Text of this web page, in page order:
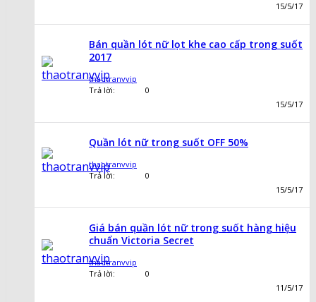
15/5/17
Bán quần lót nữ lọt khe cao cấp trong suốt
2017
thaotranvvip
Trả lời:
0
15/5/17
Quần lót nữ trong suốt OFF 50%
thaotranvvip
Trả lời:
0
15/5/17
Giá bán quần lót nữ trong suốt hàng hiệu
chuẩn Victoria Secret
thaotranvvip
Trả lời:
0
11/5/17